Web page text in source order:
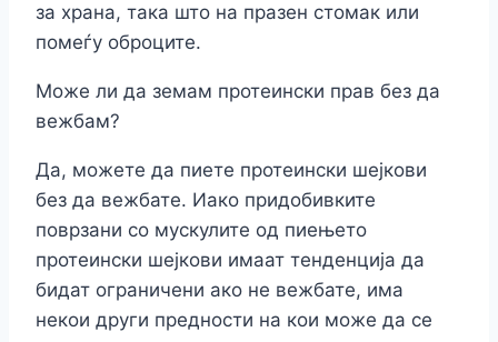
за храна, така што на празен стомак или
помеѓу оброците.
Може ли да земам протеински прав без да
вежбам?
Да, можете да пиете протеински шејкови
без да вежбате. Иако придобивките
поврзани со мускулите од пиењето
протеински шејкови имаат тенденција да
бидат ограничени ако не вежбате, има
некои други предности на кои може да се